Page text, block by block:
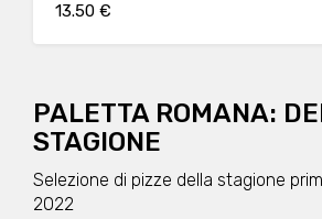
13.50 €
PALETTA ROMANA:
STAGIONE
Selezione di pizze della stagione
2022